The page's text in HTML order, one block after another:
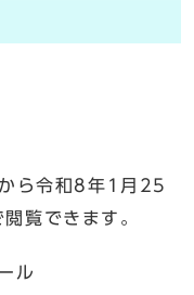
ら令和8年1月25
覧できます。
ル